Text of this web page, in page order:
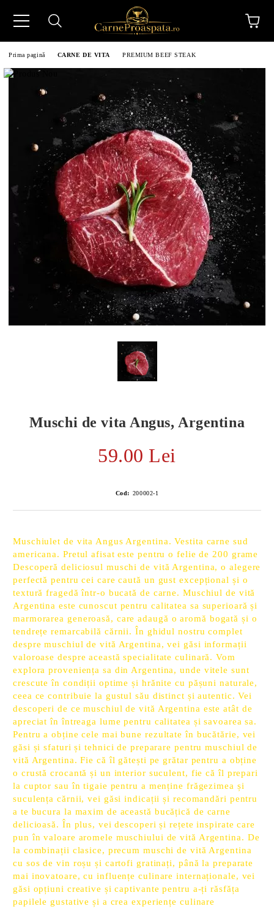
Prima pagină CARNE DE VITA PREMIUM BEEF STEAK
Muschi de vita Angus, Argentina
59.00 Lei
Cod: 200002-1
Muschiulet de vita Angus Argentina. Vestita carne sud
americana. Pretul afisat este pentru o felie de 200 grame
Descoperă deliciosul muschi de vită Argentina, o alegere
perfectă pentru cei care caută un gust excepțional și o
textură fragedă într-o bucată de carne. Muschiul de vită
Argentina este cunoscut pentru calitatea sa superioară și
marmorarea generoasă, care adaugă o aromă bogată și o
tendrețe remarcabilă cărnii. În ghidul nostru complet
despre muschiul de vită Argentina, vei găsi informații
valoroase despre această specialitate culinară. Vom
explora proveniența sa din Argentina, unde vitele sunt
crescute în condiții optime și hrănite cu pășuni naturale,
ceea ce contribuie la gustul său distinct și autentic. Vei
descoperi de ce muschiul de vită Argentina este atât de
apreciat în întreaga lume pentru calitatea și savoarea sa.
Pentru a obține cele mai bune rezultate în bucătărie, vei
găsi și sfaturi și tehnici de preparare pentru muschiul de
vită Argentina. Fie că îl gătești pe grătar pentru a obține
o crustă crocantă și un interior suculent, fie că îl prepari
la cuptor sau în tigaie pentru a menține frăgezimea și
suculența cărnii, vei găsi indicații și recomandări pentru
a te bucura la maxim de această bucățică de carne
delicioasă. În plus, vei descoperi și rețete inspirate care
pun în valoare aromele muschiului de vită Argentina. De
la combinații clasice, precum muschi de vită Argentina
cu sos de vin roșu și cartofi gratinați, până la preparate
mai inovatoare, cu influențe culinare internaționale, vei
găsi opțiuni creative și captivante pentru a-ți răsfăța
papilele gustative și a crea experiențe culinare